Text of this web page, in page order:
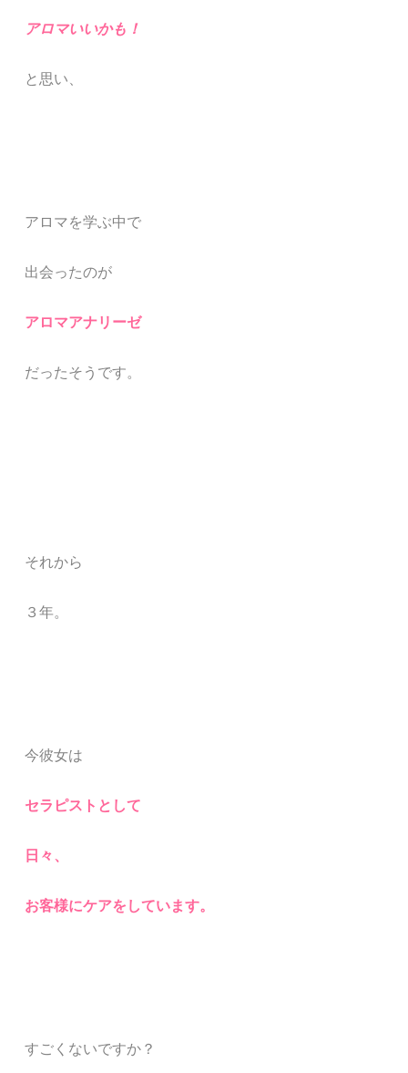
アロマいいかも！
と思い、
アロマを学ぶ中で
出会ったのが
アロマアナリーゼ
だったそうです。
それから
３年。
今彼女は
セラピストとして
日々、
お客様にケアをしています。
すごくないですか？